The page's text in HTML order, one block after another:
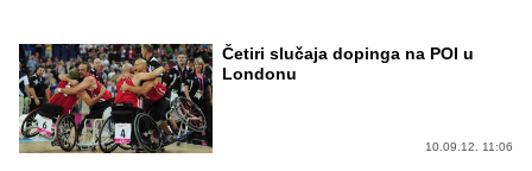
Četiri slučaja dopinga na POI u
Londonu
10.09.12. 11:06